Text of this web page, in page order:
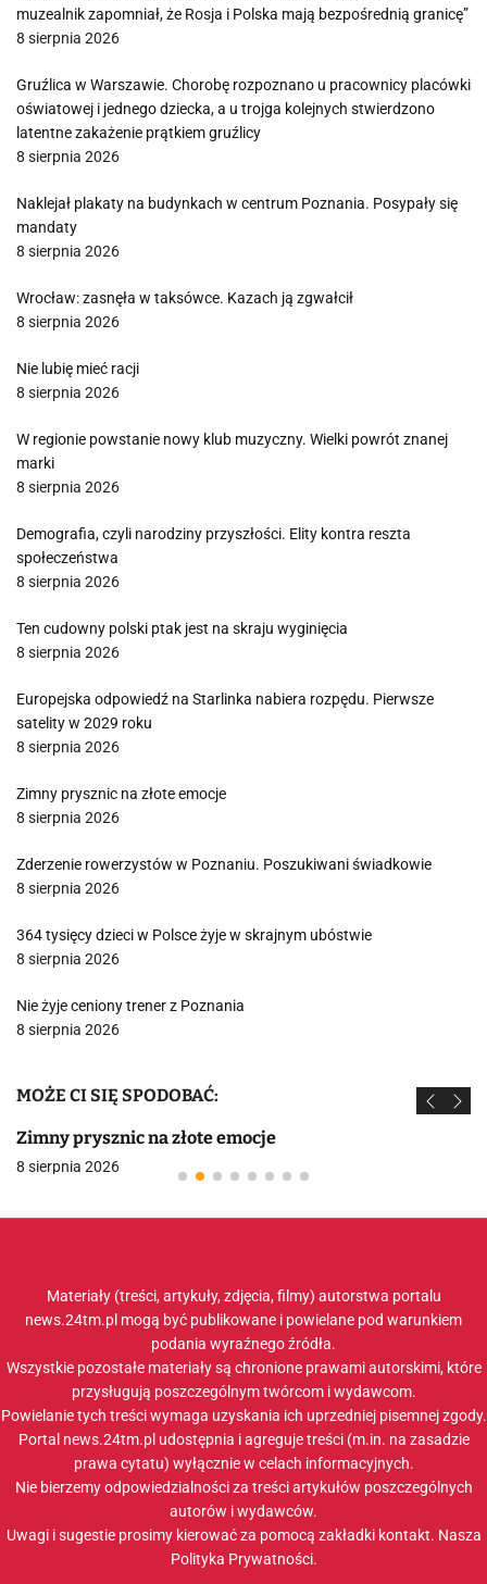
muzealnik zapomniał, że Rosja i Polska mają bezpośrednią granicę”
8 sierpnia 2026
Gruźlica w Warszawie. Chorobę rozpoznano u pracownicy placówki
oświatowej i jednego dziecka, a u trojga kolejnych stwierdzono
latentne zakażenie prątkiem gruźlicy
8 sierpnia 2026
Naklejał plakaty na budynkach w centrum Poznania. Posypały się
mandaty
8 sierpnia 2026
Wrocław: zasnęła w taksówce. Kazach ją zgwałcił
8 sierpnia 2026
Nie lubię mieć racji
8 sierpnia 2026
W regionie powstanie nowy klub muzyczny. Wielki powrót znanej
marki
8 sierpnia 2026
Demografia, czyli narodziny przyszłości. Elity kontra reszta
społeczeństwa
8 sierpnia 2026
Ten cudowny polski ptak jest na skraju wyginięcia
8 sierpnia 2026
Europejska odpowiedź na Starlinka nabiera rozpędu. Pierwsze
satelity w 2029 roku
8 sierpnia 2026
Zimny prysznic na złote emocje
8 sierpnia 2026
Zderzenie rowerzystów w Poznaniu. Poszukiwani świadkowie
8 sierpnia 2026
364 tysięcy dzieci w Polsce żyje w skrajnym ubóstwie
8 sierpnia 2026
Nie żyje ceniony trener z Poznania
8 sierpnia 2026
MOŻE CI SIĘ SPODOBAĆ:
Zimny prysznic na złote emocje
8 sierpnia 2026
Materiały (treści, artykuły, zdjęcia, filmy) autorstwa portalu
news.24tm.pl mogą być publikowane i powielane pod warunkiem
podania wyraźnego źródła.
Wszystkie pozostałe materiały są chronione prawami autorskimi, które
przysługują poszczególnym twórcom i wydawcom.
Powielanie tych treści wymaga uzyskania ich uprzedniej pisemnej zgody.
Portal news.24tm.pl udostępnia i agreguje treści (m.in. na zasadzie
prawa cytatu) wyłącznie w celach informacyjnych.
Nie bierzemy odpowiedzialności za treści artykułów poszczególnych
autorów i wydawców.
Uwagi i sugestie prosimy kierować za pomocą zakładki kontakt. Nasza
Polityka Prywatności.